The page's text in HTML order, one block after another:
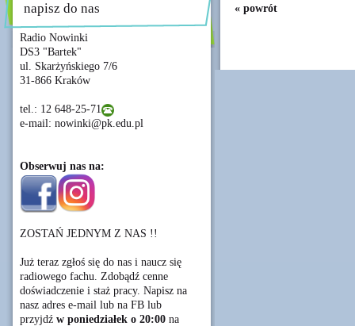
napisz do nas
Radio Nowinki
DS3 "Bartek"
ul. Skarżyńskiego 7/6
31-866 Kraków
tel.: 12 648-25-71
e-mail: nowinki@pk.edu.pl
Obserwuj nas na:
ZOSTAŃ JEDNYM Z NAS !!
Już teraz zgłoś się do nas i naucz się
radiowego fachu. Zdobądź cenne
doświadczenie i staż pracy. Napisz na
nasz adres e-mail lub na FB lub
przyjdź w poniedziałek o 20:00 na
« powrót